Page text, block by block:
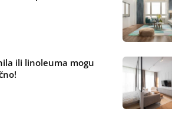
ili linoleuma mogu